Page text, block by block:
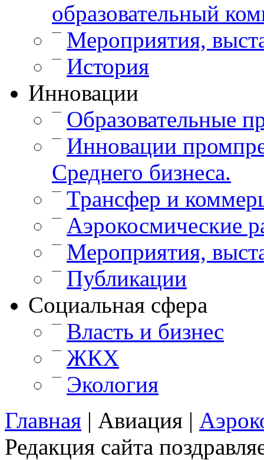
образовательный
— Мероприятия,
— История
Инновации
— Образовательные
— Инновации
Среднего бизнеса.
— Трансфер и
— Аэрокосмические
— Мероприятия,
— Публикации
Cоциальная сфера
— Власть и бизнес
— ЖКХ
—
Экология
Главная | Авиация |
Редакция сайта